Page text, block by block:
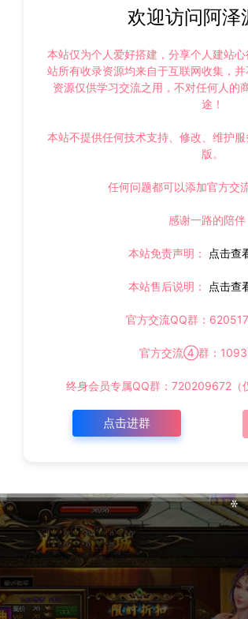
欢迎访问阿泽
本站仅为个人爱好搭建，分享个人建站
站所有收录资源均来自于互联网收集，
资源仅供学习交流之用，不对任何人的
途！
本站不提供任何技术支持、修改、维护
版。
任何问题都可以添加官方交
感谢一路的陪伴
本站免责声明： 点击查
本站售后说明： 点击查
官方交流QQ群：
官方交流④群：
终身会员专属QQ群：720209672（
点击进群